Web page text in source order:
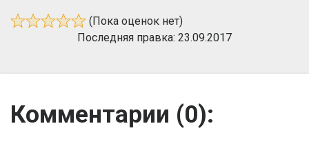
(Пока оценок нет)
Последняя правка: 23.09.2017
Комментарии (0):